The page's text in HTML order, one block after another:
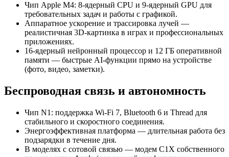
Чип Apple M4: 8‑ядерный CPU и 9‑ядерный GPU для
требовательных задач и работы с графикой.
Аппаратное ускорение и трассировка лучей —
реалистичная 3D‑картинка в играх и профессиональных
приложениях.
16‑ядерный нейронный процессор и 12 ГБ оперативной
памяти — быстрые AI‑функции прямо на устройстве
(фото, видео, заметки).
Беспроводная связь и автономность
Чип N1: поддержка Wi‑Fi 7, Bluetooth 6 и Thread для
стабильного и скоростного соединения.
Энергоэффективная платформа — длительная работа без
подзарядки в течение дня.
В моделях с сотовой связью — модем C1X собственного